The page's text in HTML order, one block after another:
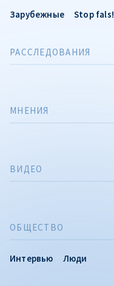
Зарубежные Stop fals!
РАССЛЕДОВАНИЯ
ОБЩЕСТВО
Интервью Люди
МНЕНИЯ
ВИДЕО